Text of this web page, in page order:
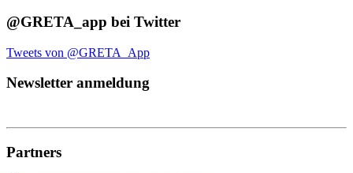
@GRETA_app bei Twitter
Tweets von @GRETA_App
Newsletter anmeldung
Partners